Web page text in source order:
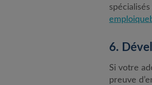
6.
Si votre
preuve